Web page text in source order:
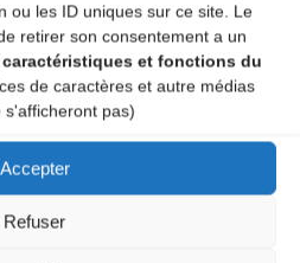
ou les ID uniques sur ce site. Le
retirer son consentement a un
et fonctions du
de caractères et autre médias
pas)
Accepter
Refuser
site URL in my browser for next
réduire les indésirables.En
les données de vos